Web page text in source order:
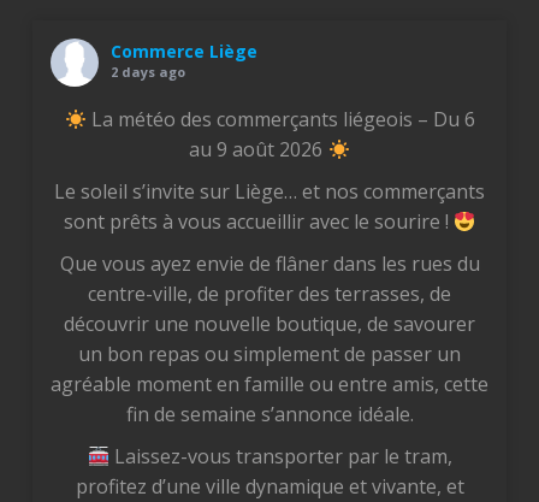
Commerce Liège
2 days ago
La météo des commerçants liégeois – Du 6
au 9 août 2026
Le soleil s’invite sur Liège… et nos commerçants
sont prêts à vous accueillir avec le sourire !
Que vous ayez envie de flâner dans les rues du
centre-ville, de profiter des terrasses, de
découvrir une nouvelle boutique, de savourer
un bon repas ou simplement de passer un
agréable moment en famille ou entre amis, cette
fin de semaine s’annonce idéale.
Laissez-vous transporter par le tram,
profitez d’une ville dynamique et vivante, et